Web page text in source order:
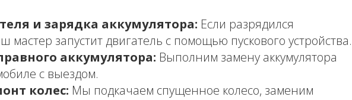
и зарядка аккумулятора: Если разрядился
мастер запустит двигатель с помощью пускового устройства.
аккумулятора: Выполним замену аккумулятора
с выездом.
колес: Мы подкачаем спущенное колесо, заменим